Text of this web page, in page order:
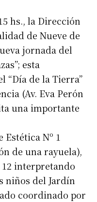
hs., la Dirección
de Nueve de
jornada del
esta
“Día de la Tierra”
(Av. Eva Perón
una importante
Nº 1
de una rayuela),
12 interpretando
niños del Jardín
coordinado por